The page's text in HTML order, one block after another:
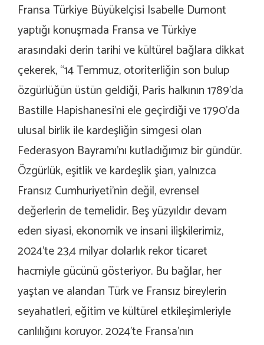
Fransa Türkiye Büyükelçisi Isabelle Dumont
yaptığı konuşmada Fransa ve Türkiye
arasındaki derin tarihi ve kültürel bağlara dikkat
çekerek, “14 Temmuz, otoriterliğin son bulup
özgürlüğün üstün geldiği, Paris halkının 1789’da
Bastille Hapishanesi’ni ele geçirdiği ve 1790’da
ulusal birlik ile kardeşliğin simgesi olan
Federasyon Bayramı’nı kutladığımız bir gündür.
Özgürlük, eşitlik ve kardeşlik şiarı, yalnızca
Fransız Cumhuriyeti’nin değil, evrensel
değerlerin de temelidir. Beş yüzyıldır devam
eden siyasi, ekonomik ve insani ilişkilerimiz,
2024’te 23,4 milyar dolarlık rekor ticaret
hacmiyle gücünü gösteriyor. Bu bağlar, her
yaştan ve alandan Türk ve Fransız bireylerin
seyahatleri, eğitim ve kültürel etkileşimleriyle
canlılığını koruyor. 2024’te Fransa’nın